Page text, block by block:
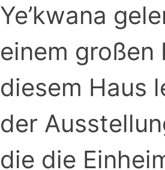
Ye’kwana
einem großen
diesem Haus
der
die die